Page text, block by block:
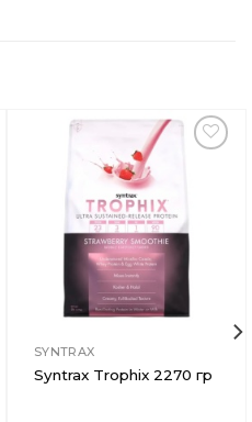
Вишлист
SYNTRAX
Syntrax Trophix 2270 гр